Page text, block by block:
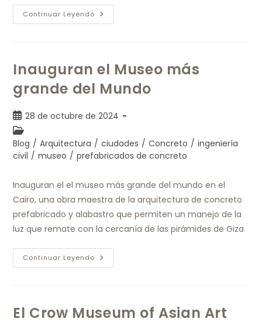
Continuar Leyendo
Inauguran el Museo más
grande del Mundo
28 de octubre de 2024
Blog / Arquitectura / ciudades / Concreto / ingeniería
civil / museo / prefabricados de concreto
Inauguran el el museo más grande del mundo en el
Cairo, una obra maestra de la arquitectura de concreto
prefabricado y alabastro que permiten un manejo de la
luz que remate con la cercanía de las pirámides de Giza
Continuar Leyendo
El Crow Museum of Asian Art